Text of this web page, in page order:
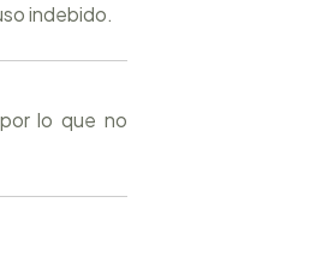
indebido.
lo que no